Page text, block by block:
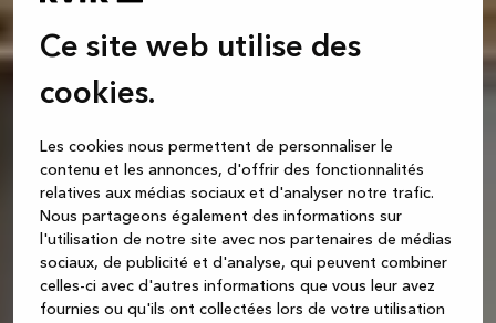
Ce site web utilise des
cookies.
Les cookies nous permettent de personnaliser le
contenu et les annonces, d'offrir des fonctionnalités
relatives aux médias sociaux et d'analyser notre trafic.
Nous partageons également des informations sur
l'utilisation de notre site avec nos partenaires de médias
sociaux, de publicité et d'analyse, qui peuvent combiner
celles-ci avec d'autres informations que vous leur avez
fournies ou qu'ils ont collectées lors de votre utilisation